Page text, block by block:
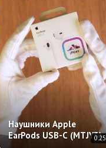
Наушники Apple
EarPods USB-C (MTJY3)
0:25